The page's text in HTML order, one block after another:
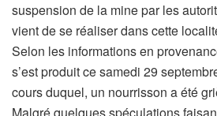
suspension de la mine par les
vient de se réaliser dans cette
Selon les informations en
s’est produit ce samedi 29
cours duquel, un nourrisson a été